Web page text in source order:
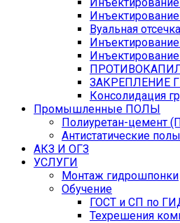
Вуальная отсечка
ЗАКРЕПЛЕНИЕ
Консолидация
Промышленные ПОЛЫ
Полиуретан-цемент
Антистатические полы
АКЗ И ОГЗ
УСЛУГИ
Монтаж гидрошпонки
Обучение
ГОСТ и СП по
Техрешения